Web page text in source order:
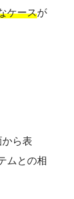
ケースが
ら表
ムとの相